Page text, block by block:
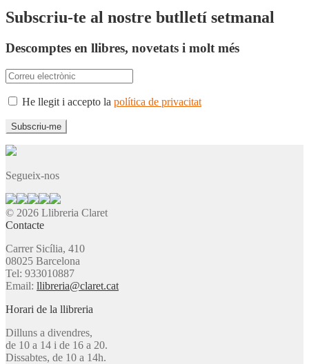
Subscriu-te al nostre butlletí setmanal
Descomptes en llibres, novetats i molt més
He llegit i accepto la política de privacitat
Segueix-nos
© 2026 Llibreria Claret
Contacte
Carrer Sicília, 410
08025 Barcelona
Tel: 933010887
Email: llibreria@claret.cat
Horari de la llibreria
Dilluns a divendres,
de 10 a 14 i de 16 a 20.
Dissabtes, de 10 a 14h.